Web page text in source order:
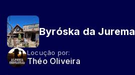
Byróska da Jurema
Locução por:
Théo Oliveira